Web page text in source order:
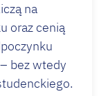
na
oraz cenią
bez wtedy